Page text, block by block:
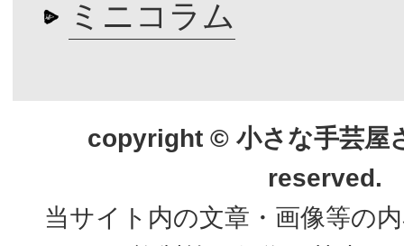
ミニコラム
copyright © 小さな手芸屋
reserved.
当サイト内の文章・画像等の